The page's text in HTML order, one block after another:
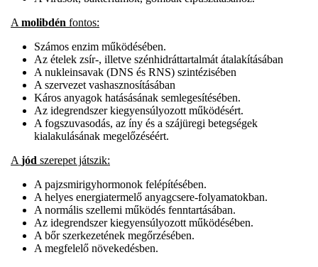
A molibdén fontos:
Számos enzim működésében.
Az ételek zsír-, illetve szénhidráttartalmát átalakításában
A nukleinsavak (DNS és RNS) szintézisében
A szervezet vashasznosításában
Káros anyagok hatásásának semlegesítésében.
Az idegrendszer kiegyensúlyozott működésért.
A fogszuvasodás, az íny és a szájüregi betegségek
kialakulásának megelőzéséért.
A jód szerepet játszik:
A pajzsmirigyhormonok felépítésében.
A helyes energiatermelő anyagcsere-folyamatokban.
A normális szellemi működés fenntartásában.
Az idegrendszer kiegyensúlyozott működésében.
A bőr szerkezetének megőrzésében.
A megfelelő növekedésben.